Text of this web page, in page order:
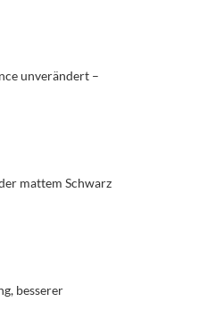
unverändert –
mattem Schwarz
besserer